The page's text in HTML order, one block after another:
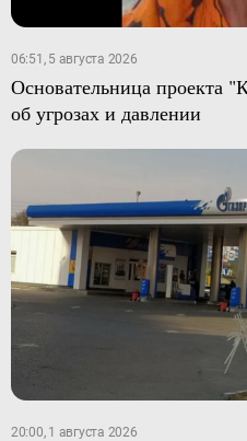
06:51, 5 августа 2026
Основательница проекта
об угрозах и давлении
20:00, 1 августа 2026